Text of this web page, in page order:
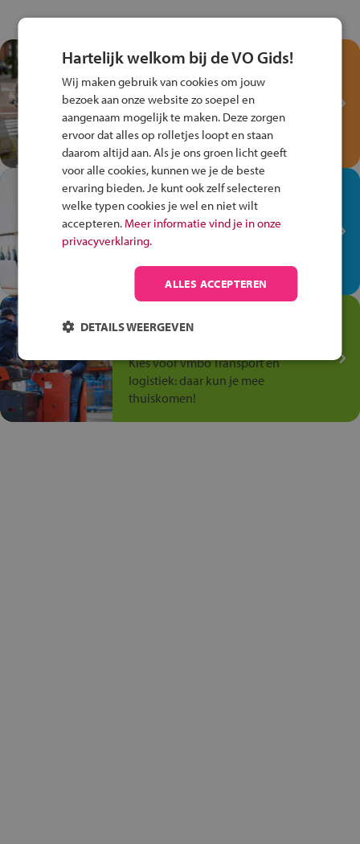
Test je kennis met het
Fiets Veilig
Verkeersspel!
Speel het Fiets Veilig Verkeersspel
en win een Cortina-fiets!
In de winkel ben je op je
plek!
Ontdek via het vmbo jouw talent
anders is!
Transport en Logistiek
Kies voor vmbo Transport en
logistiek: daar kun je mee
thuiskomen!
Hartelijk welkom bij de VO Gids!
Wij maken gebruik van cookies om jouw
bezoek aan onze website zo soepel en
aangenaam mogelijk te maken. Deze zorgen
ervoor dat alles op rolletjes loopt en staan
daarom altijd aan. Als je ons groen licht geeft
voor alle cookies, kunnen we je de beste
ervaring bieden. Je kunt ook zelf selecteren
welke typen cookies je wel en niet wilt
accepteren. Meer informatie vind je in onze
privacyverklaring.
ALLES ACCEPTEREN
DETAILS WEERGEVEN